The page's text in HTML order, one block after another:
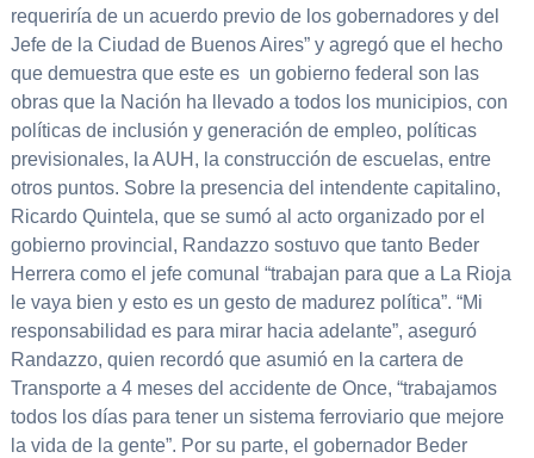
requeriría de un acuerdo previo de los gobernadores y del
Jefe de la Ciudad de Buenos Aires” y agregó que el hecho
que demuestra que este es un gobierno federal son las
obras que la Nación ha llevado a todos los municipios, con
políticas de inclusión y generación de empleo, políticas
previsionales, la AUH, la construcción de escuelas, entre
otros puntos. Sobre la presencia del intendente capitalino,
Ricardo Quintela, que se sumó al acto organizado por el
gobierno provincial, Randazzo sostuvo que tanto Beder
Herrera como el jefe comunal “trabajan para que a La Rioja
le vaya bien y esto es un gesto de madurez política”. “Mi
responsabilidad es para mirar hacia adelante”, aseguró
Randazzo, quien recordó que asumió en la cartera de
Transporte a 4 meses del accidente de Once, “trabajamos
todos los días para tener un sistema ferroviario que mejore
la vida de la gente”. Por su parte, el gobernador Beder